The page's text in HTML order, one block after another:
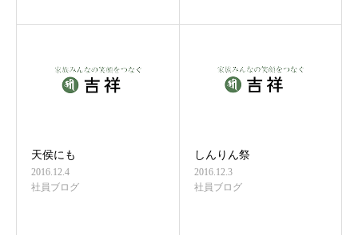
天侯にも
2016.12.4
社員ブログ
しんりん祭
2016.12.3
社員ブログ